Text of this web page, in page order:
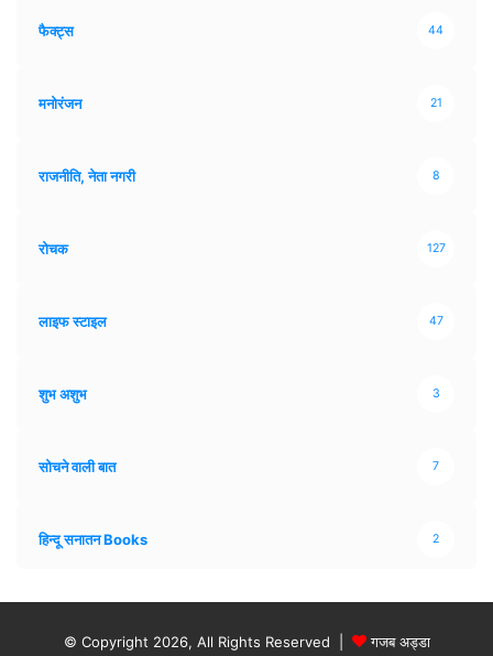
फैक्ट्स 44
मनोरंजन 21
राजनीति, नेता नगरी 8
रोचक 127
लाइफ स्टाइल 47
शुभ अशुभ 3
सोचने वाली बात 7
हिन्दू सनातन Books 2
© Copyright 2026, All Rights Reserved | गजब अड्डा